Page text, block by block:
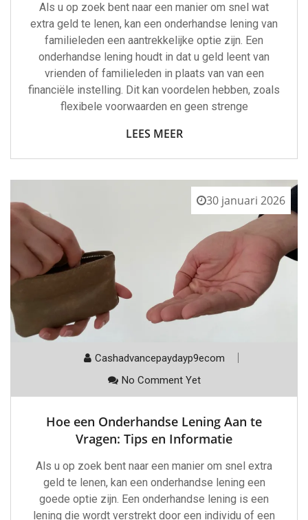
Als u op zoek bent naar een manier om snel wat
extra geld te lenen, kan een onderhandse lening van
familieleden een aantrekkelijke optie zijn. Een
onderhandse lening houdt in dat u geld leent van
vrienden of familieleden in plaats van van een
financiële instelling. Dit kan voordelen hebben, zoals
flexibele voorwaarden en geen strenge
LEES MEER
30 januari 2026
Cashadvancepaydayp9ecom
No Comment Yet
Hoe een Onderhandse Lening Aan te
Vragen: Tips en Informatie
Als u op zoek bent naar een manier om snel extra
geld te lenen, kan een onderhandse lening een
goede optie zijn. Een onderhandse lening is een
lening die wordt verstrekt door een individu of een